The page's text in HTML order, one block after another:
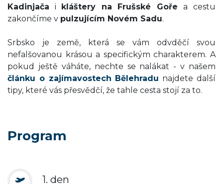
Kadinjača i kláštery na Frušské Gořea cestu
zakončíme v pulzujícím Novém Sadu.
Srbsko je země, která se vám odvděčí svou
nefalšovanou krásou a specifickým charakterem. A
pokud ještě váháte, nechte se nalákat - v našem
článku o zajímavostech Bělehradu najdete další
tipy, které vás přesvědčí, že tahle cesta stojí za to.
Program
1. den